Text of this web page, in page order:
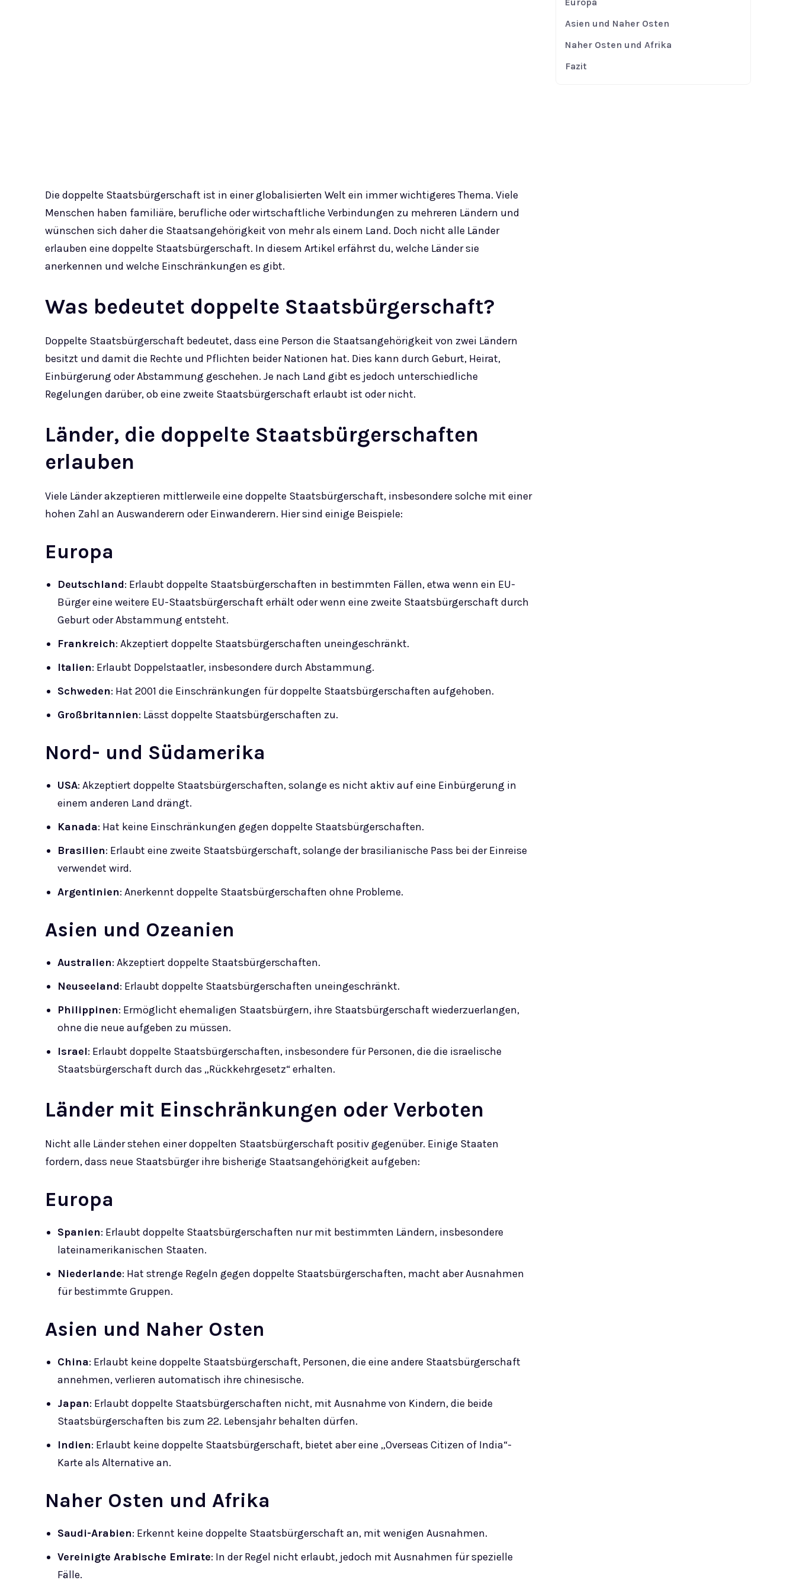
Die doppelte Staatsbürgerschaft ist in einer globalisierten Welt ein immer wichtigeres Thema. Viele
Menschen haben familiäre, berufliche oder wirtschaftliche Verbindungen zu mehreren Ländern und
wünschen sich daher die Staatsangehörigkeit von mehr als einem Land. Doch nicht alle Länder
erlauben eine doppelte Staatsbürgerschaft. In diesem Artikel erfährst du, welche Länder sie
anerkennen und welche Einschränkungen es gibt.
Was bedeutet doppelte Staatsbürgerschaft?
Doppelte Staatsbürgerschaft bedeutet, dass eine Person die Staatsangehörigkeit von zwei Ländern
besitzt und damit die Rechte und Pflichten beider Nationen hat. Dies kann durch Geburt, Heirat,
Einbürgerung oder Abstammung geschehen. Je nach Land gibt es jedoch unterschiedliche
Regelungen darüber, ob eine zweite Staatsbürgerschaft erlaubt ist oder nicht.
Länder, die doppelte Staatsbürgerschaften
erlauben
Viele Länder akzeptieren mittlerweile eine doppelte Staatsbürgerschaft, insbesondere solche mit einer
hohen Zahl an Auswanderern oder Einwanderern. Hier sind einige Beispiele:
Europa
Deutschland: Erlaubt doppelte Staatsbürgerschaften in bestimmten Fällen, etwa wenn ein EU-
Bürger eine weitere EU-Staatsbürgerschaft erhält oder wenn eine zweite Staatsbürgerschaft durch
Geburt oder Abstammung entsteht.
Frankreich: Akzeptiert doppelte Staatsbürgerschaften uneingeschränkt.
Italien: Erlaubt Doppelstaatler, insbesondere durch Abstammung.
Schweden: Hat 2001 die Einschränkungen für doppelte Staatsbürgerschaften aufgehoben.
Großbritannien: Lässt doppelte Staatsbürgerschaften zu.
Nord- und Südamerika
USA: Akzeptiert doppelte Staatsbürgerschaften, solange es nicht aktiv auf eine Einbürgerung in
einem anderen Land drängt.
Kanada: Hat keine Einschränkungen gegen doppelte Staatsbürgerschaften.
Brasilien: Erlaubt eine zweite Staatsbürgerschaft, solange der brasilianische Pass bei der Einreise
verwendet wird.
Argentinien: Anerkennt doppelte Staatsbürgerschaften ohne Probleme.
Asien und Ozeanien
Australien: Akzeptiert doppelte Staatsbürgerschaften.
Neuseeland: Erlaubt doppelte Staatsbürgerschaften uneingeschränkt.
Philippinen: Ermöglicht ehemaligen Staatsbürgern, ihre Staatsbürgerschaft wiederzuerlangen,
ohne die neue aufgeben zu müssen.
Israel: Erlaubt doppelte Staatsbürgerschaften, insbesondere für Personen, die die israelische
Staatsbürgerschaft durch das „Rückkehrgesetz“ erhalten.
Länder mit Einschränkungen oder Verboten
Nicht alle Länder stehen einer doppelten Staatsbürgerschaft positiv gegenüber. Einige Staaten
fordern, dass neue Staatsbürger ihre bisherige Staatsangehörigkeit aufgeben:
Europa
Spanien: Erlaubt doppelte Staatsbürgerschaften nur mit bestimmten Ländern, insbesondere
lateinamerikanischen Staaten.
Niederlande: Hat strenge Regeln gegen doppelte Staatsbürgerschaften, macht aber Ausnahmen
für bestimmte Gruppen.
Asien und Naher Osten
China: Erlaubt keine doppelte Staatsbürgerschaft, Personen, die eine andere Staatsbürgerschaft
annehmen, verlieren automatisch ihre chinesische.
Japan: Erlaubt doppelte Staatsbürgerschaften nicht, mit Ausnahme von Kindern, die beide
Staatsbürgerschaften bis zum 22. Lebensjahr behalten dürfen.
Indien: Erlaubt keine doppelte Staatsbürgerschaft, bietet aber eine „Overseas Citizen of India“-
Karte als Alternative an.
Naher Osten und Afrika
Saudi-Arabien: Erkennt keine doppelte Staatsbürgerschaft an, mit wenigen Ausnahmen.
Vereinigte Arabische Emirate: In der Regel nicht erlaubt, jedoch mit Ausnahmen für spezielle
Fälle.
Asien und Naher Osten
Naher Osten und Afrika
Fazit